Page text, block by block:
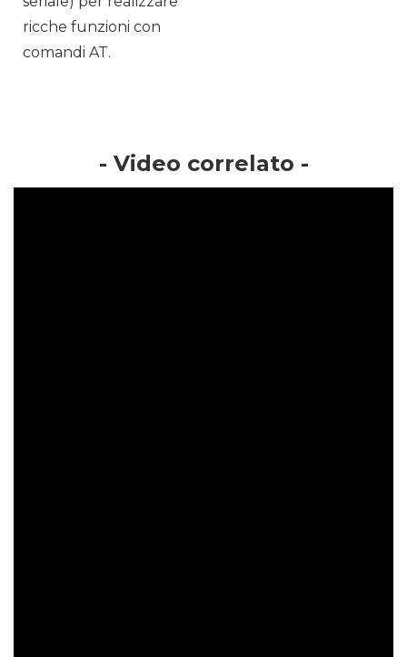
ricche funzioni con
comandi AT.
- Video correlato -